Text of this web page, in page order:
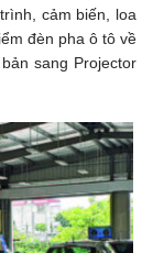
cảm biến, loa
đèn pha ô tô về
sang Projector